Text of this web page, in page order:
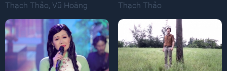
Thạch Thảo, Vũ Hoàng
Thạch Thảo